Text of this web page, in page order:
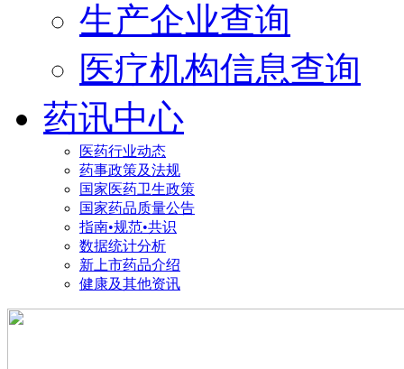
生产企业查询
医疗机构信息查询
药讯中心
医药行业动态
药事政策及法规
国家医药卫生政策
国家药品质量公告
指南•规范•共识
数据统计分析
新上市药品介绍
健康及其他资讯